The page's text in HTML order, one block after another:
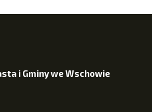
i Gminy we Wschowie